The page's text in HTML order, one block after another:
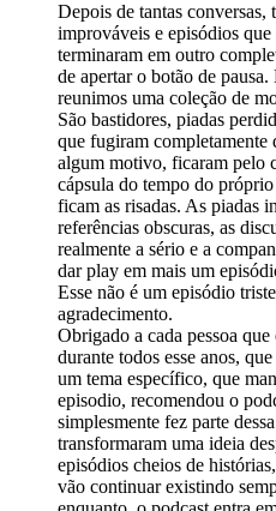
Depois de tantas conversas,
improváveis e episódios
terminaram em outro
de apertar o botão de
reunimos uma coleção de
São bastidores, piadas
que fugiram completamente
algum motivo, ficaram pelo
cápsula do tempo do
ficam as risadas. As piadas
referências obscuras, as
realmente a sério e a
dar play em mais um
Esse não é um episódio
agradecimento.
Obrigado a cada pessoa
durante todos esse anos,
um tema específico, que
episodio, recomendou o
simplesmente fez parte
transformaram uma ideia
episódios cheios de
vão continuar existindo